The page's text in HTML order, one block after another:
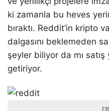
ki zamanla bu heves
bıraktı. Reddit’in kripto
dalgasını beklemeden
şeyler biliyor da mı satış
getiriyor.